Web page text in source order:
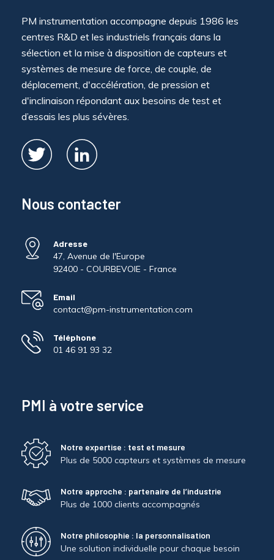
PM instrumentation accompagne depuis 1986 les
centres R&D et les industriels français dans la
sélection et la mise à disposition de capteurs et
systèmes de mesure de force, de couple, de
déplacement, d'accélération, de pression et
d'inclinaison répondant aux besoins de test et
d’essais les plus sévères.
Nous contacter
Adresse
47, Avenue de l'Europe
92400 - COURBEVOIE - France
Email
contact@pm-instrumentation.com
Téléphone
01 46 91 93 32
PMI à votre service
Notre expertise : test et mesure
Plus de 5000 capteurs et systèmes de mesure
Notre approche : partenaire de l’industrie
Plus de 1000 clients accompagnés
Notre philosophie : la personnalisation
Une solution individuelle pour chaque besoin